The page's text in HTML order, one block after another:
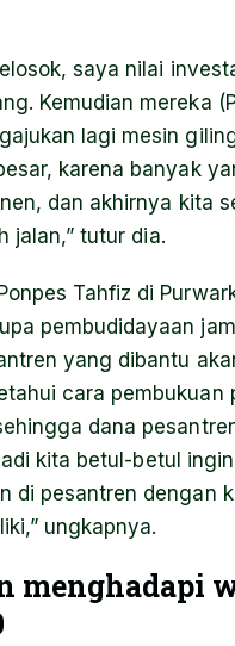
saya nilai
Kemudian mereka
lagi mesin
karena banyak
dan akhirnya kita
jalan,” tutur dia.
Tahfiz di
pembudidayaan
yang dibantu
cara pembukuan
dana
kita betul-betul
di pesantren dengan
ungkapnya.
menghadapi